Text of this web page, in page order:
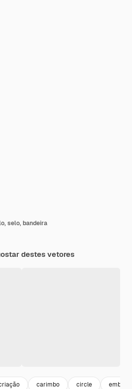
selo, bandeira
destes vetores
carimbo circle